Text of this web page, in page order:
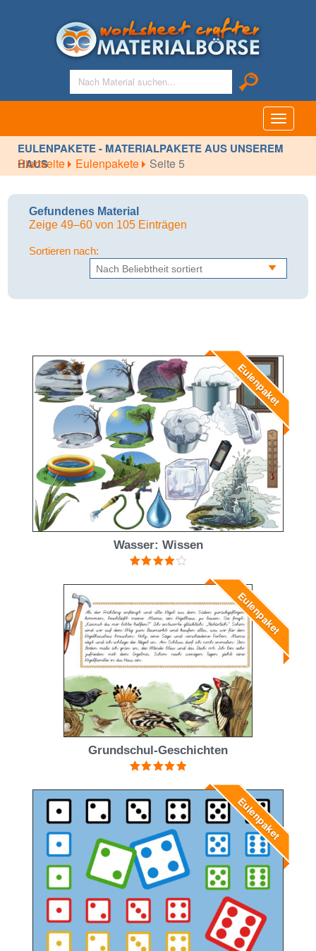
Toggle
EULENPAKETE - MATERIALPAKETE AUS UNSEREM
HAUS
Startseite Eulenpakete Seite 5
Gefundenes Material
Zeige 49–60 von 105 Einträgen
Sortieren nach:
Eulenpaket
Wasser: Wissen
mit4.20
Eulenpaket
Grundschul-Geschichten
5.00von 5 Eulenpaket